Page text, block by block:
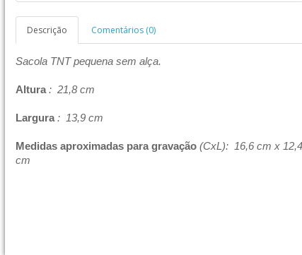
Descrição Comentários (0)
Sacola TNT pequena sem alça.
Altura: 21,8 cm
Largura: 13,9 cm
Medidas aproximadas para gravação(CxL): 16,6 cm x 12,4
cm